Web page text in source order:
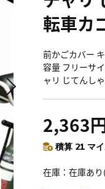
転車カ
前かごカバー
容量 フリーサ
ャリ じてんし
2,363
積算 21 マ
在庫 在庫あ